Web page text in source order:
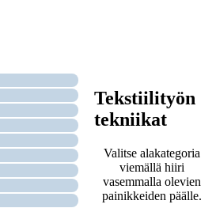
Tekstiilityön
tekniikat
Valitse alakategoria
viemällä hiiri
vasemmalla olevien
painikkeiden päälle.